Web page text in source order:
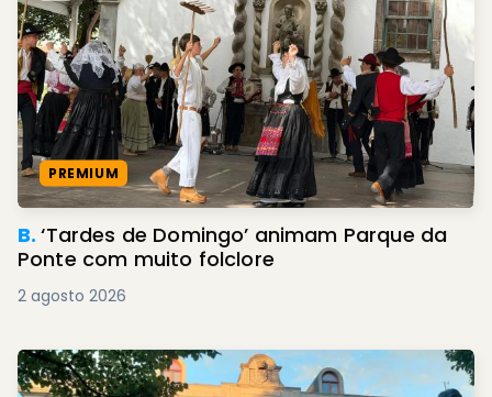
PREMIUM
B.‘Tardes de Domingo’ animam Parque da
Ponte com muito folclore
2 agosto 2026